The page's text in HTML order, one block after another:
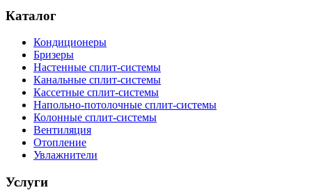
Каталог
Кондиционеры
Бризеры
Настенные сплит-системы
Канальные сплит-системы
Кассетные сплит-системы
Напольно-потолочные сплит-системы
Колонные сплит-системы
Вентиляция
Отопление
Увлажнители
Услуги